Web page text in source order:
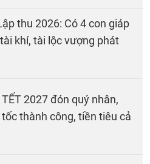
thu 2026: Có 4 con giáp
khí, tài lộc vượng phát
2027 đón quý nhân,
thành công, tiền tiêu cả